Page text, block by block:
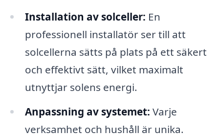
Installation av solceller: En
professionell installatör ser till att
solcellerna sätts på plats på ett säkert
och effektivt sätt, vilket maximalt
utnyttjar solens energi.
Anpassning av systemet: Varje
verksamhet och hushåll är unika.